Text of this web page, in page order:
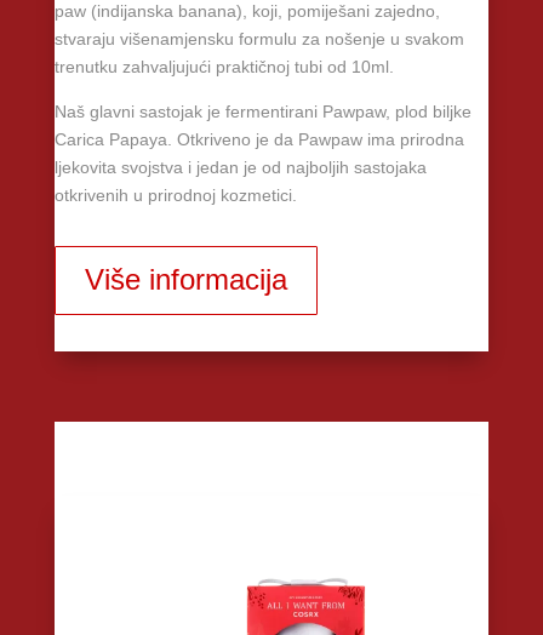
paw (indijanska banana), koji, pomiješani zajedno,
stvaraju višenamjensku formulu za nošenje u svakom
trenutku zahvaljujući praktičnoj tubi od 10ml.
Naš glavni sastojak je fermentirani Pawpaw, plod biljke
Carica Papaya. Otkriveno je da Pawpaw ima prirodna
ljekovita svojstva i jedan je od najboljih sastojaka
otkrivenih u prirodnoj kozmetici.
Više informacija